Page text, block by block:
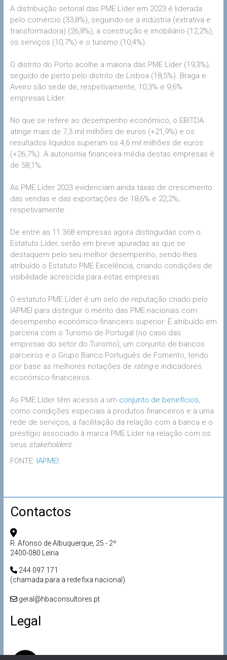
A distribuição setorial das PME Líder em 2023 é liderada
pelo comércio (33,8%), seguindo-se a indústria (extrativa e
transformadora) (26,8%), a construção e imobiliário (12,2%),
os serviços (10,7%) e o turismo (10,4%).
O distrito do Porto acolhe a maioria das PME Líder (19,3%),
seguido de perto pelo distrito de Lisboa (18,5%). Braga e
Aveiro são sede de, respetivamente, 10,3% e 9,6%
empresas Líder.
No que se refere ao desempenho económico, o EBITDA
atinge mais de 7,3 mil milhões de euros (+21,9%) e os
resultados líquidos superam os 4,6 mil milhões de euros
(+26,7%). A autonomia financeira média destas empresas é
de 58,1%.
As PME Líder 2023 evidenciam ainda taxas de crescimento
das vendas e das exportações de 18,6% e 22,2%,
respetivamente.
De entre as 11 368 empresas agora distinguidas com o
Estatuto Líder, serão em breve apuradas as que se
destaquem pelo seu melhor desempenho, sendo-lhes
atribuído o Estatuto PME Excelência, criando condições de
visibilidade acrescida para estas empresas.
O estatuto PME Líder é um selo de reputação criado pelo
IAPMEI para distinguir o mérito das PME nacionais com
desempenho económico-financeiro superior. É atribuído em
parceria com o Turismo de Portugal (no caso das
empresas do setor do Turismo), um conjunto de bancos
parceiros e o Grupo Banco Português de Fomento, tendo
por base as melhores notações de rating e indicadores
económico-financeiros.
As PME Líder têm acesso a um conjunto de benefícios,
como condições especiais a produtos financeiros e a uma
rede de serviços, a facilitação da relação com a banca e o
prestígio associado à marca PME Líder na relação com os
seus stakeholders.
FONTE: IAPMEI
Contactos
R. Afonso de Albuquerque, 25 - 2º
2400-080 Leiria
244 097 171
(chamada para a rede fixa nacional)
geral@hbaconsultores.pt
Legal